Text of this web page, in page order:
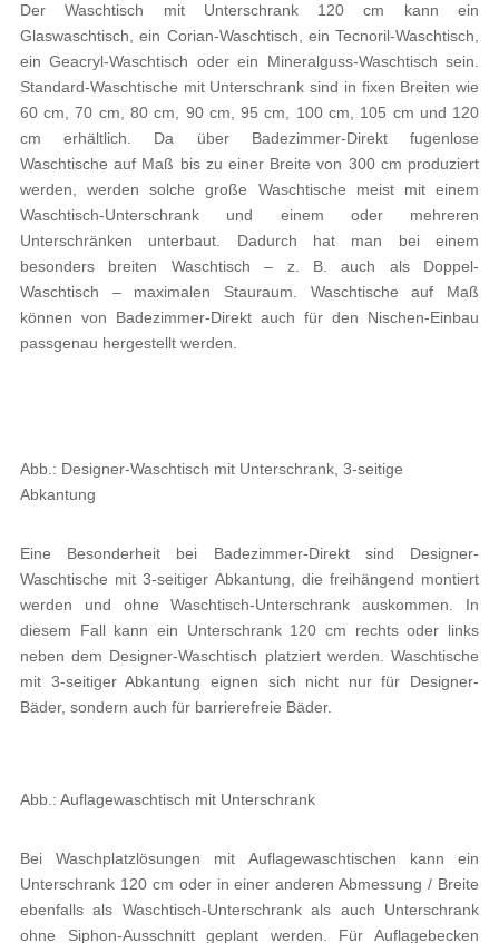
Der Waschtisch mit Unterschrank 120 cm kann ein
Glaswaschtisch, ein Corian-Waschtisch, ein Tecnoril-Waschtisch,
ein Geacryl-Waschtisch oder ein Mineralguss-Waschtisch sein.
Standard-Waschtische mit Unterschrank sind in fixen Breiten wie
60 cm, 70 cm, 80 cm, 90 cm, 95 cm, 100 cm, 105 cm und 120
cm erhältlich. Da über Badezimmer-Direkt fugenlose
Waschtische auf Maß bis zu einer Breite von 300 cm produziert
werden, werden solche große Waschtische meist mit einem
Waschtisch-Unterschrank und einem oder mehreren
Unterschränken unterbaut. Dadurch hat man bei einem
besonders breiten Waschtisch – z. B. auch als Doppel-
Waschtisch – maximalen Stauraum. Waschtische auf Maß
können von Badezimmer-Direkt auch für den Nischen-Einbau
passgenau hergestellt werden.
Abb.: Designer-Waschtisch mit Unterschrank, 3-seitige
Abkantung
Eine Besonderheit bei Badezimmer-Direkt sind Designer-
Waschtische mit 3-seitiger Abkantung, die freihängend montiert
werden und ohne Waschtisch-Unterschrank auskommen. In
diesem Fall kann ein Unterschrank 120 cm rechts oder links
neben dem Designer-Waschtisch platziert werden. Waschtische
mit 3-seitiger Abkantung eignen sich nicht nur für Designer-
Bäder, sondern auch für barrierefreie Bäder.
Abb.: Auflagewaschtisch mit Unterschrank
Bei Waschplatzlösungen mit Auflagewaschtischen kann ein
Unterschrank 120 cm oder in einer anderen Abmessung / Breite
ebenfalls als Waschtisch-Unterschrank als auch Unterschrank
ohne Siphon-Ausschnitt geplant werden. Für Auflagebecken